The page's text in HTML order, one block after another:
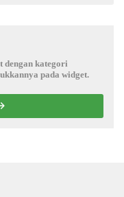
dengan kategori
pada widget.